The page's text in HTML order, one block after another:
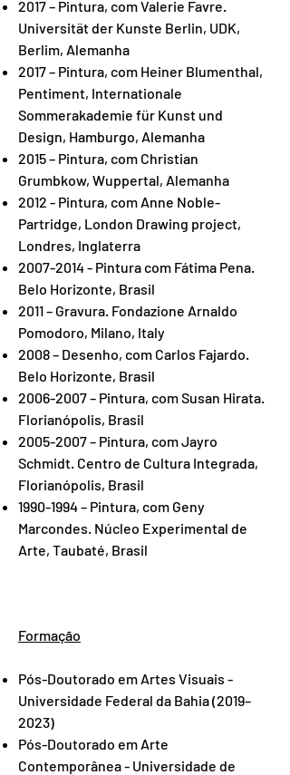
2017 – Pintura, com Valerie Favre.
Universität der Kunste Berlin, UDK,
Berlim, Alemanha
2017 – Pintura, com Heiner Blumenthal,
Pentiment, Internationale
Sommerakademie für Kunst und
Design, Hamburgo, Alemanha
2015 – Pintura, com Christian
Grumbkow, Wuppertal, Alemanha
2012 - Pintura, com Anne Noble-
Partridge, London Drawing project,
Londres, Inglaterra
2007-2014- Pintura com Fátima Pena.
Belo Horizonte, Brasil
2011 – Gravura. Fondazione Arnaldo
Pomodoro, Milano, Italy
2008 – Desenho, com Carlos Fajardo.
Belo Horizonte, Brasil
2006-2007– Pintura, com Susan Hirata.
Florianópolis, Brasil
2005-2007– Pintura, com Jayro
Schmidt. Centro de Cultura Integrada,
Florianópolis, Brasil
1990-1994– Pintura, com Geny
Marcondes. Núcleo Experimental de
Arte, Taubaté, Brasil
Formação
Pós-Doutorado em Artes Visuais -
Universidade Federal da Bahia (2019–
2023)
Pós-Doutorado em Arte
Contemporânea - Universidade de